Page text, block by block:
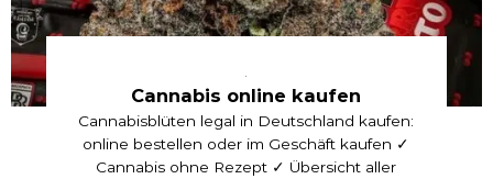
Cannabis online kaufen
Cannabisblüten legal in Deutschland kaufen:
online bestellen oder im Geschäft kaufen ✓
Cannabis ohne Rezept ✓ Übersicht aller